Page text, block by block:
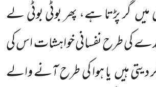
گر پڑتا ہے، پھر بوٹی بوٹی لے
کی طرح نفسانی خواہشات اس کی
دیتی ہیںیا ہوا کی طرح آنے والے